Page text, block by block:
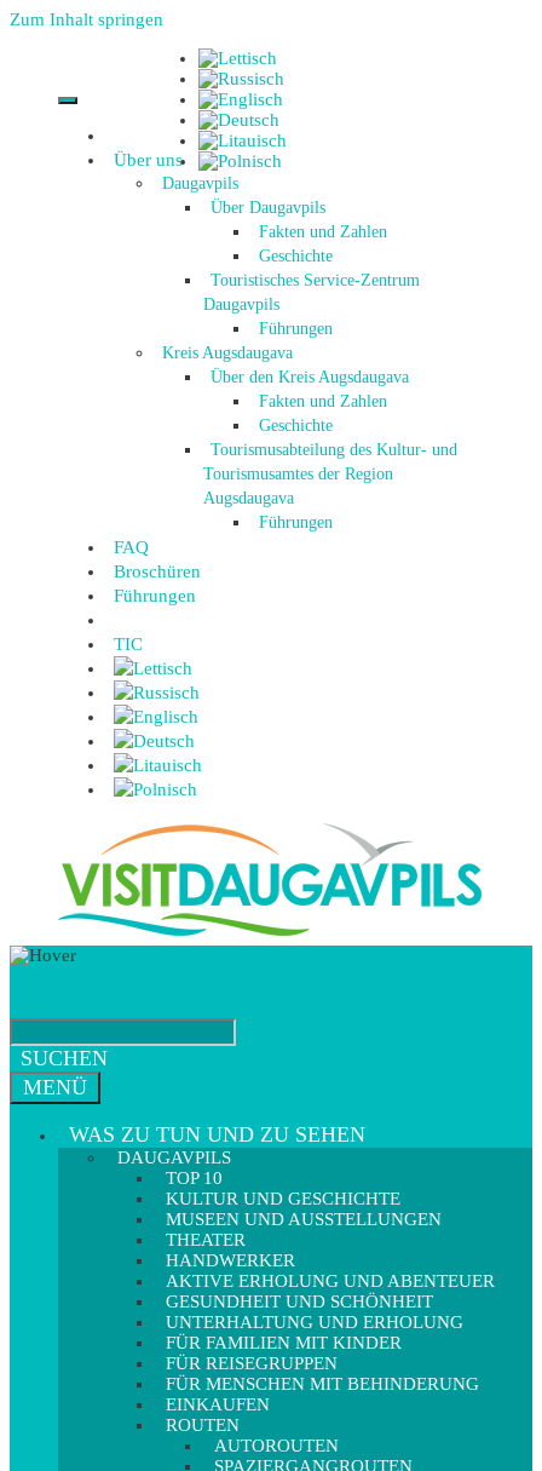
Zum Inhalt springen
Über uns
Daugavpils
Über Daugavpils
Fakten und Zahlen
Geschichte
Touristisches Service-Zentrum
Daugavpils
Führungen
Kreis Augsdaugava
Über den Kreis Augsdaugava
Fakten und Zahlen
Geschichte
Tourismusabteilung des Kultur- und
Tourismusamtes der Region
Augsdaugava
Führungen
FAQ
Broschüren
Führungen
TIC
SUCHEN
MENÜ
WAS ZU TUN UND ZU SEHEN
DAUGAVPILS
TOP 10
KULTUR UND GESCHICHTE
MUSEEN UND AUSSTELLUNGEN
THEATER
HANDWERKER
AKTIVE ERHOLUNG UND ABENTEUER
GESUNDHEIT UND SCHÖNHEIT
UNTERHALTUNG UND ERHOLUNG
FÜR FAMILIEN MIT KINDER
FÜR REISEGRUPPEN
FÜR MENSCHEN MIT BEHINDERUNG
EINKAUFEN
ROUTEN
AUTOROUTEN
SPAZIERGANGROUTEN